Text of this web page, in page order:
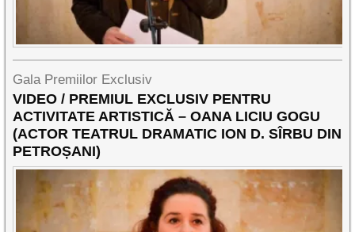
Gala Premiilor Exclusiv
VIDEO / PREMIUL EXCLUSIV PENTRU
ACTIVITATE ARTISTICĂ – OANA LICIU GOGU
(ACTOR TEATRUL DRAMATIC ION D. SÎRBU DIN
PETROȘANI)